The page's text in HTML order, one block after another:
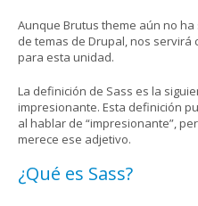
Aunque Brutus theme aún no
de temas de Drupal, nos
para esta unidad.
La definición de Sass es la
impresionante. Esta definición
al hablar de “impresionante”,
merece ese adjetivo.
¿Qué es Sass?